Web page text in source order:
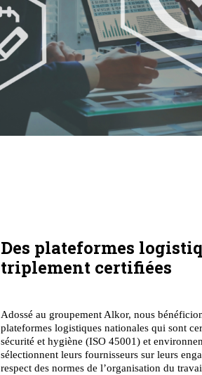
Des plateformes
triplement certifiées
Adossé au groupement Alkor, nous
plateformes logistiques nationales qui sont
sécurité et hygiène (ISO 45001) et
sélectionnent leurs fournisseurs sur leurs
respect des normes de l’organisation du